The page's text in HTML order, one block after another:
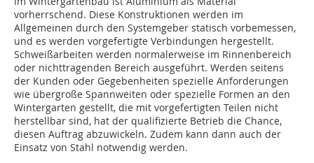
vorherrschend. Diese Konstruktionen werden im
Allgemeinen durch den Systemgeber statisch vorbemessen,
und es werden vorgefertigte Verbindungen hergestellt.
Schweißarbeiten werden normalerweise im Rinnenbereich
oder nichttragenden Bereich ausgeführt. Werden seitens
der Kunden oder Gegebenheiten spezielle Anforderungen
wie übergroße Spannweiten oder spezielle Formen an den
Wintergarten gestellt, die mit vorgefertigten Teilen nicht
herstellbar sind, hat der qualifizierte Betrieb die Chance,
diesen Auftrag abzuwickeln. Zudem kann dann auch der
Einsatz von Stahl notwendig werden.